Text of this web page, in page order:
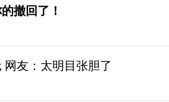
撤回了！
网友：太明目张胆了